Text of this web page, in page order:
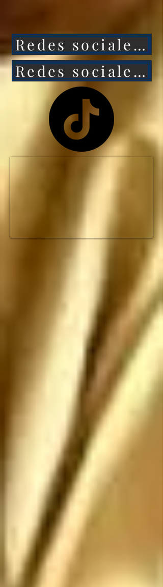
Unidos caerá aún más
rápido.
NO HAY MANERA de
que Estados Unidos
siga siendo la primera
potencia mundial... y el
ESTADOUNIDENSE
no durará ni una
fracción de lo que duró
el imperio romano
ataquen, pero si nos
atacan los saludo
antes de que sean
ANIQUILADOS por
SUS propias
construcciones
paradójicas que son
más grandes de lo que
piensan
Atentamente: Satanás
Redes sociales 1
Redes sociales 2